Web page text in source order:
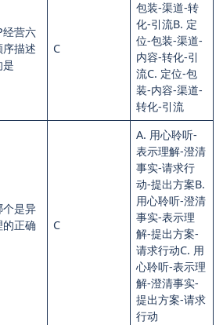
营六
描述
是
C
包装-渠道-转
化-引流B. 定
位-包装-渠道-
内容-转化-引
流C. 定位-包
装-内容-渠道-
转化-引流
个是异
正确
C
A. 用心聆听-
表示理解-澄清
事实-请求行
动-提出方案B.
用心聆听-澄清
事实-表示理
解-提出方案-
请求行动C. 用
心聆听-表示理
解-澄清事实-
提出方案-请求
行动